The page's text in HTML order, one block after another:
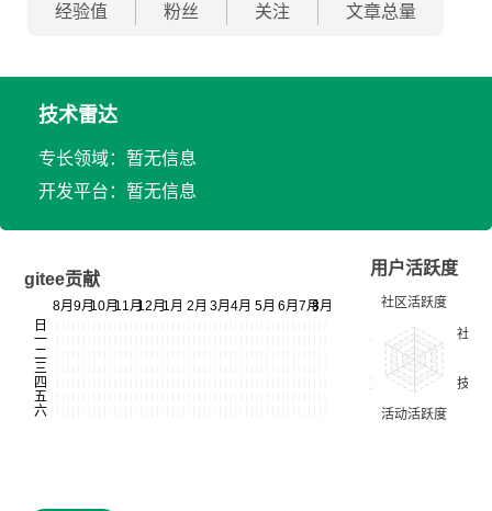
经验值 粉丝 关注 文章总量
技术雷达
专长领域：暂无信息
开发平台：暂无信息
gitee贡献
用户活跃度